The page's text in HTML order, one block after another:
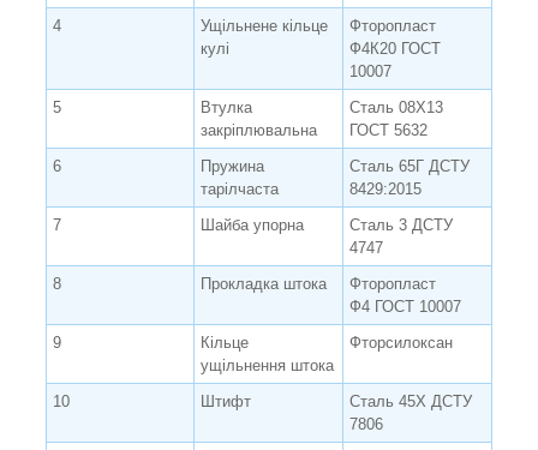
4
Ущільнене кільце
кулі
Фторопласт
Ф4К20 ГОСТ
10007
5
Втулка
закріплювальна
Сталь 08Х13
ГОСТ 5632
6
Пружина
тарілчаста
Сталь 65Г ДСТУ
8429:2015
7
Шайба упорна
Сталь 3 ДСТУ
4747
8
Прокладка штока
Фторопласт
Ф4 ГОСТ 10007
9
Кільце
ущільнення штока
Фторсилоксан
10 Штифт
Сталь 45Х ДСТУ
7806